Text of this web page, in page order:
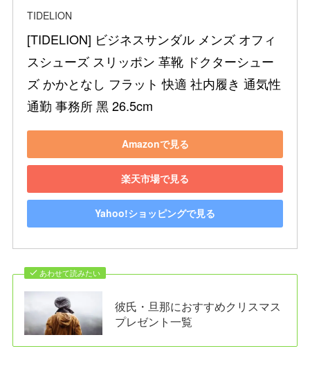
TIDELION
[TIDELION] ビジネスサンダル メンズ オフィ
スシューズ スリッポン 革靴 ドクターシュー
ズ かかとなし フラット 快適 社内履き 通気性
通勤 事務所 黑 26.5cm
Amazonで見る
楽天市場で見る
Yahoo!ショッピングで見る
あわせて読みたい
彼氏・旦那におすすめクリスマス
プレゼント一覧